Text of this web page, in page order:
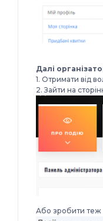
Далі
1. Отримати від
2. Зайти на
Або зробити теж